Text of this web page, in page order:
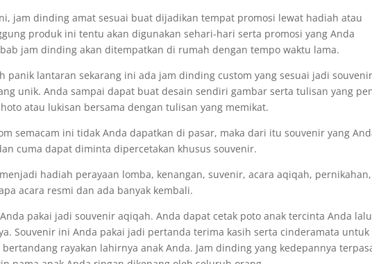
jam dinding amat sesuai buat dijadikan tempat promosi lewat hadiah atau
produk ini tentu akan digunakan sehari-hari serta promosi yang Anda
jam dinding akan ditempatkan di rumah dengan tempo waktu lama.
panik lantaran sekarang ini ada jam dinding custom yang sesuai jadi souvenir
unik. Anda sampai dapat buat desain sendiri gambar serta tulisan yang
atau lukisan bersama dengan tulisan yang memikat.
semacam ini tidak Anda dapatkan di pasar, maka dari itu souvenir yang
cuma dapat diminta dipercetakan khusus souvenir.
hadiah perayaan lomba, kenangan, suvenir, acara aqiqah, pernikahan,
acara resmi dan ada banyak kembali.
pakai jadi souvenir aqiqah. Anda dapat cetak poto anak tercinta Anda lalu
Souvenir ini Anda pakai jadi pertanda terima kasih serta cinderamata untuk
rayakan lahirnya anak Anda. Jam dinding yang kedepannya